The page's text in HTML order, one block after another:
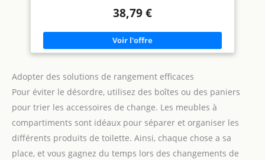
: la table à langer pliable peut facilement changer la
couche/les vêtements de bébé sans se pencher. Il peut
PLIABLE : Notre table à couches pliante
est légère et pliable, ce qui permet d'économiser de l'espace.
Il offre un soutien confortable pour changer les couches de
avez besoin.
Les quatre pieds au bas de la table à
langer pliante sont équipés de roues silencieuses à 360
degrés. Il peut être verrouillé ou déverrouillé avec une seule
clé pendant l'utilisation. Il est pratique de se déplacer
librement dans le salon, la chambre, la salle à manger, etc.
Un grand espace pour tout ranger et tout organiser.
Un long panier est suspendu sur un côté de la table à langer,
divisé en 3 compartiments. Pour biberons, couches, lingettes,
jouets, etc.
38,79 €
Adopter des solutions de rangement efficaces
Pour éviter le désordre, utilisez des boîtes ou des paniers
pour trier les accessoires de change. Les meubles à
compartiments sont idéaux pour séparer et organiser les
différents produits de toilette. Ainsi, chaque chose a sa
place, et vous gagnez du temps lors des changements de